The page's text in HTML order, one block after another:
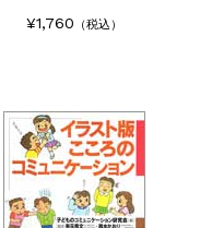
¥1,760 （税込）